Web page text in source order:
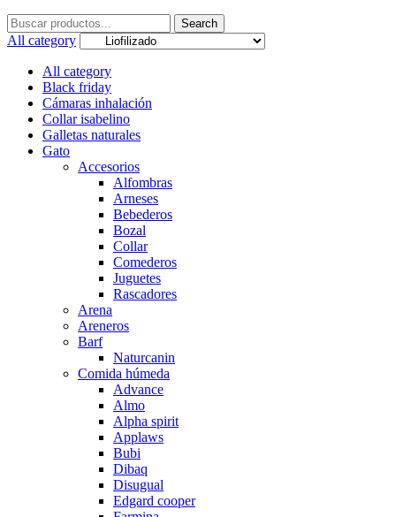
Search
for:
Search
All category
All category
Black friday
Cámaras inhalación
Collar isabelino
Galletas naturales
Gato
Accesorios
Alfombras
Arneses
Bebederos
Bozal
Collar
Comederos
Juguetes
Rascadores
Arena
Areneros
Barf
Naturcanin
Comida húmeda
Advance
Almo
Alpha spirit
Applaws
Bubi
Dibaq
Disugual
Edgard cooper